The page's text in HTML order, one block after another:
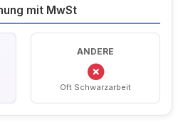
mit MwSt
ANDERE
Oft Schwarzarbeit